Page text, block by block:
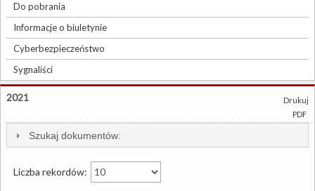
Do pobrania
Informacje o biuletynie
Cyberbezpieczeństwo
Sygnaliści
Drukuj
PDF
2021
Szukaj dokumentów:
Liczba rekordów: